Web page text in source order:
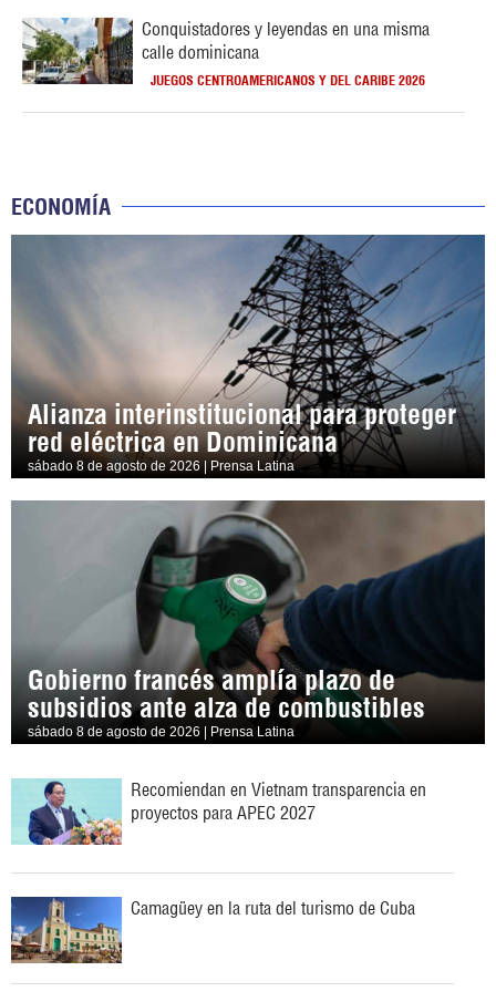
Conquistadores y leyendas en una misma
calle dominicana
JUEGOS CENTROAMERICANOS Y DEL CARIBE 2026
ECONOMÍA
Alianza interinstitucional para proteger
red eléctrica en Dominicana
sábado 8 de agosto de 2026 | Prensa Latina
Gobierno francés amplía plazo de
subsidios ante alza de combustibles
sábado 8 de agosto de 2026 | Prensa Latina
Recomiendan en Vietnam transparencia en
proyectos para APEC 2027
Camagüey en la ruta del turismo de Cuba